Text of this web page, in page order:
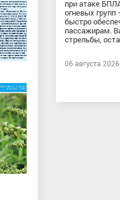
при атаке
огневых
быстро
пассажирам.
стрельбы,
06 августа